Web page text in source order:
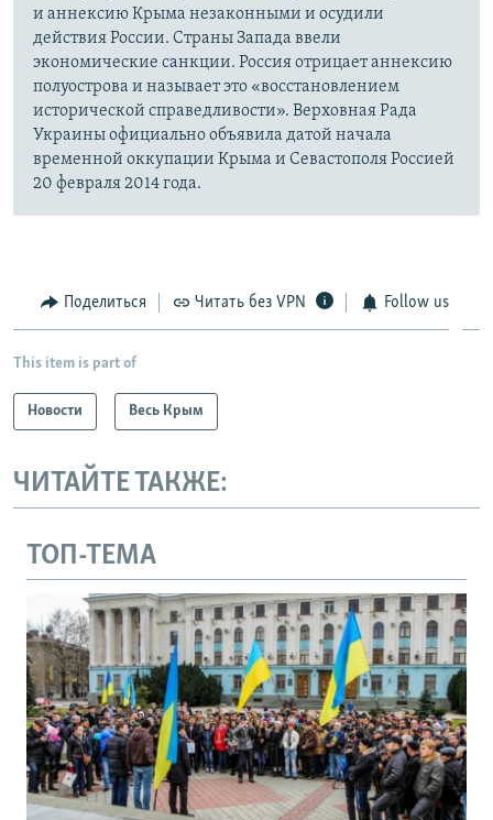
и аннексию Крыма незаконными и осудили
действия России. Страны Запада ввели
экономические санкции. Россия отрицает аннексию
полуострова и называет это «восстановлением
исторической справедливости». Верховная Рада
Украины официально объявила датой начала
временной оккупации Крыма и Севастополя Россией
20 февраля 2014 года.
Поделиться Читать без VPN Follow us
This item is part of
Новости Весь Крым
ЧИТАЙТЕ ТАКЖЕ:
ТОП-ТЕМА